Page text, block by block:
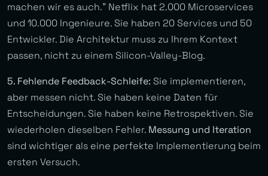
machen wir es auch.” Netflix hat 2.000 Microservices
und 10.000 Ingenieure. Sie haben 20 Services und 50
Entwickler. Die Architektur muss zu Ihrem Kontext
passen, nicht zu einem Silicon-Valley-Blog.
5. Fehlende Feedback-Schleife: Sie implementieren,
aber messen nicht. Sie haben keine Daten für
Entscheidungen. Sie haben keine Retrospektiven. Sie
wiederholen dieselben Fehler. Messung und Iteration
sind wichtiger als eine perfekte Implementierung beim
ersten Versuch.